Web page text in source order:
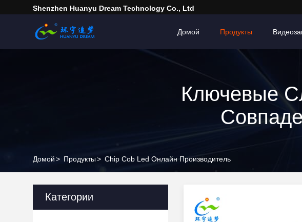
Shenzhen Huanyu Dream Technology Co., Ltd
Домой Продукты
Ключевые
Домой> Продукты> Chip Cob Led Онлайн Производитель
Категории